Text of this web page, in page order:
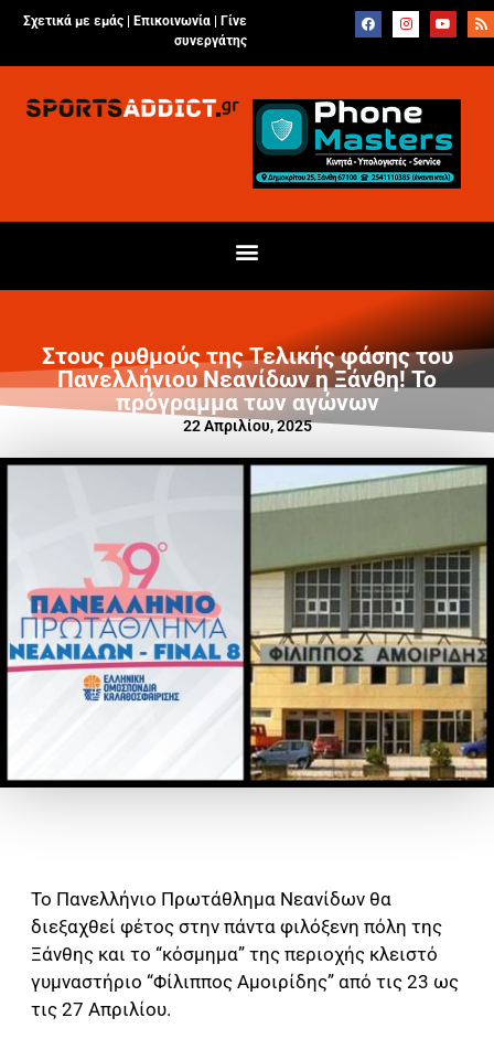
Σχετικά με εμάς | Επικοινωνία
Γίνε
συνεργάτης
Στους ρυθμούς της Τελικής φάσης του
Πανελλήνιου Νεανίδων η Ξάνθη! Το
πρόγραμμα των αγώνων
22 Απριλίου, 2025
Το Πανελλήνιο Πρωτάθλημα Νεανίδων θα
διεξαχθεί φέτος στην πάντα φιλόξενη πόλη της
Ξάνθης και το “κόσμημα” της περιοχής κλειστό
γυμναστήριο “Φίλιππος Αμοιρίδης” από τις 23 ως
τις 27 Απριλίου.